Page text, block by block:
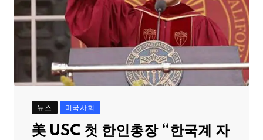
뉴스 미국사회
美 USC 첫 한인총장 “한국계 자